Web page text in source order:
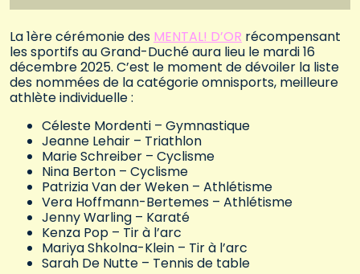
La 1ère cérémonie des MENTAL! D’OR récompensant
les sportifs au Grand-Duché aura lieu le mardi 16
décembre 2025. C’est le moment de dévoiler la liste
des nommées de la catégorie omnisports, meilleure
athlète individuelle :
Céleste Mordenti – Gymnastique
Jeanne Lehair – Triathlon
Marie Schreiber – Cyclisme
Nina Berton – Cyclisme
Patrizia Van der Weken – Athlétisme
Vera Hoffmann-Bertemes – Athlétisme
Jenny Warling – Karaté
Kenza Pop – Tir à l’arc
Mariya Shkolna-Klein – Tir à l’arc
Sarah De Nutte – Tennis de table